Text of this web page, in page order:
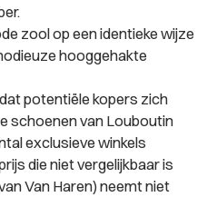
zool op een identieke wijze
hooggehakte
potentiële kopers zich
schoenen van Louboutin
exclusieve winkels
die niet vergelijkbaar is
Van Haren) neemt niet